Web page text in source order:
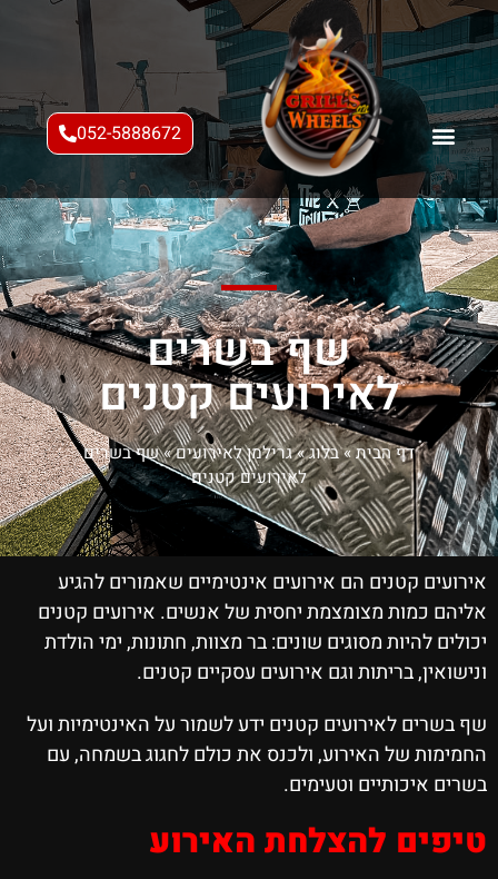
052-5888672
שף בשרים
לאירועים קטנים
דף הבית»בלוג»גרילמן לאירועים»שף בשרים
לאירועים קטנים
אירועים קטנים הם אירועים אינטימיים שאמורים להגיע
אליהם כמות מצומצמת יחסית של אנשים. אירועים קטנים
יכולים להיות מסוגים שונים: בר מצוות, חתונות, ימי הולדת
ונישואין, בריתות וגם אירועים עסקיים קטנים.
שף בשרים לאירועים קטנים ידע לשמור על האינטימיות ועל
החמימות של האירוע, ולכנס את כולם לחגוג בשמחה, עם
בשרים איכותיים וטעימים.
טיפים להצלחת האירוע